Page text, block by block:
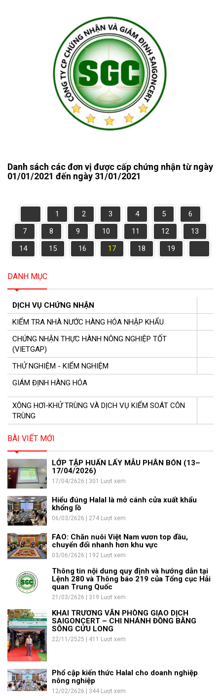
Danh sách các đơn vị được cấp chứng nhận từ ngày
01/01/2021 đến ngày 31/01/2021
1 2 3 4 5
6
7
8 9 10 11 12
13
14
15 16 17 18 19
DANH MỤC
DỊCH VỤ CHỨNG NHẬN
KIỂM TRA NHÀ NƯỚC HÀNG HÓA NHẬP KHẨU
CHỨNG NHẬN THỰC HÀNH NÔNG NGHIỆP TỐT
(VIETGAP)
THỬ NGHIỆM - KIỂM NGHIỆM
GIÁM ĐỊNH HÀNG HÓA
XÔNG HƠI-KHỬ TRÙNG VÀ DỊCH VỤ KIỂM SOÁT CÔN
TRÙNG
BÀI VIẾT MỚI
LỚP TẬP HUẤN LẤY MẪU PHÂN BÓN (13–
17/04/2026)
17/04/2626 | 301 Lượt xem
Hiểu đúng Halal là mở cánh cửa xuất khẩu
khổng lồ
06/03/2626 | 274 Lượt xem
FAO: Chăn nuôi Việt Nam vươn top đầu,
chuyển đổi nhanh hơn khu vực
03/06/2626 | 192 Lượt xem
Thông tin nội dung quy định và hướng dẫn tại
Lệnh 280 và Thông báo 219 của Tổng cục Hải
quan Trung Quốc
21/03/2626 | 319 Lượt xem
KHAI TRƯƠNG VĂN PHÒNG GIAO DỊCH
SAIGONCERT – CHI NHÁNH ĐỒNG BẰNG
SÔNG CỬU LONG
22/11/2525 | 411 Lượt xem
Phổ cập kiến thức Halal cho doanh nghiệp
nông nghiệp
12/02/2626 | 344 Lượt xem